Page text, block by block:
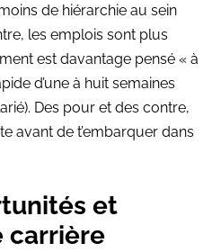
de hiérarchie au sein
les emplois sont plus
est davantage pensé « à
d’une à huit semaines
Des pour et des contre,
avant de t’embarquer dans
et
carrière